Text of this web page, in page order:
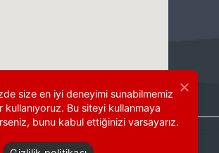
size en iyi deneyimi sunabilmemiz
kullanıyoruz. Bu siteyi kullanmaya
bunu kabul ettiğinizi varsayarız.